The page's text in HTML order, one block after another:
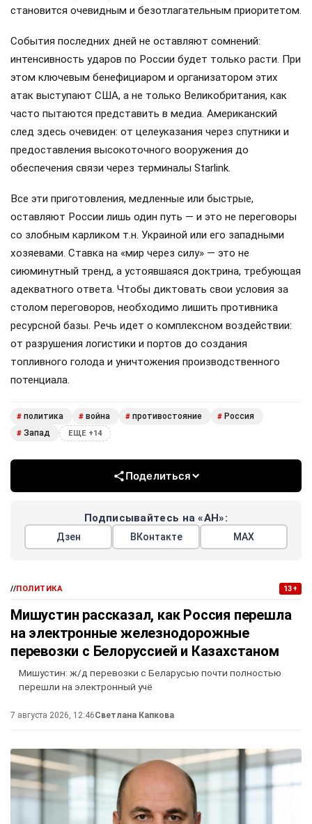
становится очевидным и безотлагательным приоритетом.
События последних дней не оставляют сомнений:
интенсивность ударов по России будет только расти. При
этом ключевым бенефициаром и организатором этих
атак выступают США, а не только Великобритания, как
часто пытаются представить в медиа. Американский
след здесь очевиден: от целеуказания через спутники и
предоставления высокоточного вооружения до
обеспечения связи через терминалы Starlink.
Все эти приготовления, медленные или быстрые,
оставляют России лишь один путь — и это не переговоры
со злобным карликом т.н. Украиной или его западными
хозяевами. Ставка на «мир через силу» — это не
сиюминутный тренд, а устоявшаяся доктрина, требующая
адекватного ответа. Чтобы диктовать свои условия за
столом переговоров, необходимо лишить противника
ресурсной базы. Речь идет о комплексном воздействии:
от разрушения логистики и портов до создания
топливного голода и уничтожения производственного
потенциала.
# политика # война # противостояние # Россия
# Запад ЕЩЕ +14
Поделиться
Подписывайтесь на «АН»:
Дзен ВКонтакте МАХ
//ПОЛИТИКА 13+
Мишустин рассказал, как Россия перешла
на электронные железнодорожные
перевозки с Белоруссией и Казахстаном
Мишустин: ж/д перевозки с Беларусью почти полностью
перешли на электронный учё
7 августа 2026, 12:46Светлана Капкова